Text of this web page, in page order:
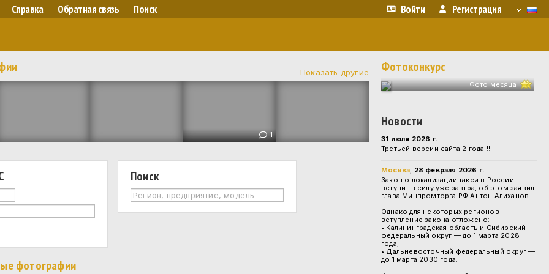
Справка Обратная связь Поиск Войти Регистрация
Показать другие
1
Поиск
фотографии
Фотоконкурс
Фото месяца
Новости
31 июля 2026 г.
Третьей версии сайта 2 года!!!
Москва, 28 февраля 2026 г.
Закон о локализации такси в России
вступит в силу уже завтра, об этом заявил
глава Минпромторга РФ Антон Алиханов.
Однако для некоторых регионов
вступление закона отложено:
• Калининградская область и Сибирский
федеральный округ — до 1 марта 2028
года;
• Дальневосточный федеральный округ —
до 1 марта 2030 года.